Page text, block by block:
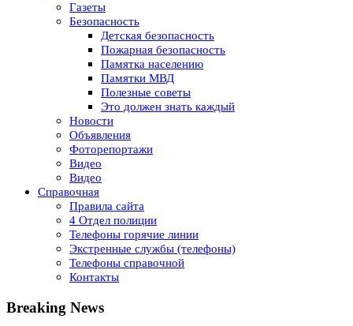
Газеты
Безопасность
Детская безопасность
Пожарная безопасность
Памятка населению
Памятки МВД
Полезные советы
Это должен знать каждый
Новости
Объявления
Фоторепортажи
Видео
Видео
Справочная
Правила сайта
4 Отдел полиции
Телефоны горячие линии
Экстренные службы (телефоны)
Телефоны справочной
Контакты
Breaking News